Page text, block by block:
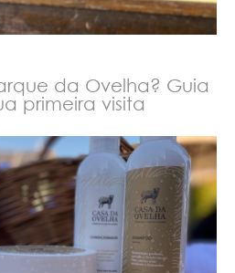
da Ovelha? Guia
primeira visita